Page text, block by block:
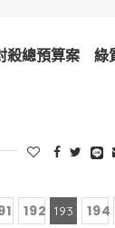
殺總預算案 綠
192 193 194